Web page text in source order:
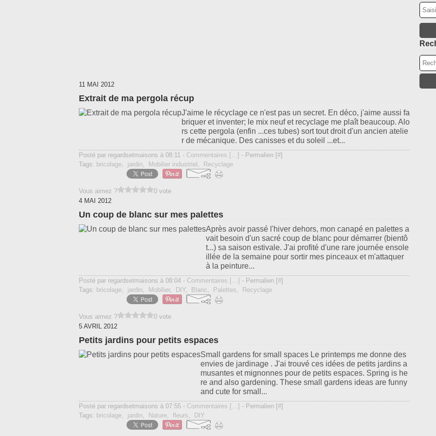
11 MAI 2012
Extrait de ma pergola récup
J'aime le récyclage ce n'est pas un secret. En déco, j'aime aussi fa
briquer et inventer; le mix neuf et recyclage me plaît beaucoup. Alo
rs cette pergola (enfin ...ces tubes) sort tout droit d'un ancien atelie
r de mécanique. Des canisses et du soleil ...et...
Posté par regardsetmaisons à 08:11 - Commentaires [ …] - Permalien [#]
Tags: bricolage, jardin, Mobilier industriel , Recyclage
Vous aimez ?
0 vote
4 MAI 2012
Un coup de blanc sur mes palettes
Après avoir passé l'hiver dehors, mon canapé en palettes a
vait besoin d'un sacré coup de blanc pour démarrer (bientô
t...) sa saison estivale. J'ai profité d'une rare journée ensole
illée de la semaine pour sortir mes pinceaux et m'attaquer
à la peinture...
Posté par regardsetmaisons à 08:04 - Commentaires [ …] - Permalien [#]
Tags: bricolage, jardin, Mobilier, DIY, Blanc, Palettes, Recyclage
Vous aimez ?
0 vote
5 AVRIL 2012
Petits jardins pour petits espaces
Small gardens for small spaces Le printemps me donne des
envies de jardinage . J'ai trouvé ces idées de petits jardins a
musantes et mignonnes pour de petits espaces. Spring is he
re and also gardening. These small gardens ideas are funny
and cute for small...
Posté par regardsetmaisons à 07:55 - Commentaires [ …] - Permalien [#]
Tags: bricolage, jardin, Nature, fleurs, DIY